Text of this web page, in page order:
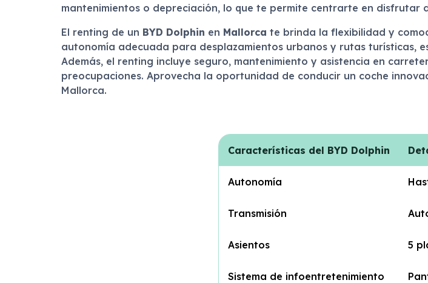
mantenimientos o depreciación, lo que te permite centrarte en
El renting de un BYD Dolphin en Mallorca te brinda la flexibilidad y
autonomía adecuada para desplazamientos urbanos y rutas turísticas,
Además, el renting incluye seguro, mantenimiento y asistencia en
preocupaciones. Aprovecha la oportunidad de conducir un coche
Mallorca.
Características del BYD Dolphin
Autonomía
Transmisión
Asientos 5
Sistema de infoentretenimiento